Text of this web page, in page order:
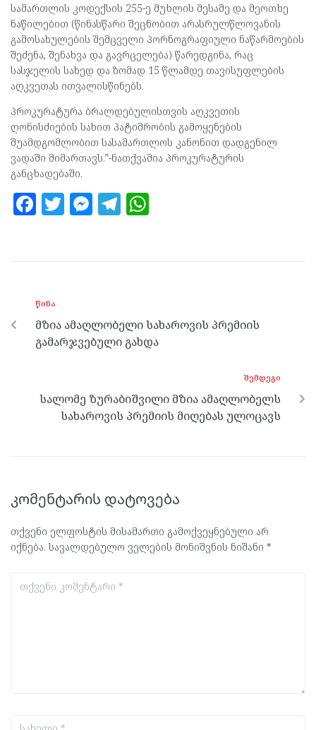
სამართლის კოდექსის 255-ე მუხლის მესამე და მეოთხე
ნაწილებით (წინასწარი შეცნობით არასრულწლოვანის
გამოსახულების შემცველი პორნოგრაფიული ნაწარმოების
შეძენა, შენახვა და გავრცელება) წარედგინა, რაც
სასჯელის სახედ და ზომად 15 წლამდე თავისუფლების
აღკვეთას ითვალისწინებს.
პროკურატურა ბრალდებულისთვის აღკვეთის
ღონისძიების სახით პატიმრობის გამოყენების
შუამდგომლობით სასამართლოს კანონით დადგენილ
ვადაში მიმართავს.”-ნათქვამია პროკურატურის
განცხადებაში.
F
o
o
k
T M
er
T
m p
p
ᲬᲘᲜᲐ
მზია ამაღლობელი სახაროვის პრემიის
გამარჯვებული გახდა
ᲨᲔᲛᲓᲔᲒᲘ
სალომე ზურაბიშვილი მზია ამაღლობელს
სახაროვის პრემიის მიღებას ულოცავს
კომენტარის დატოვება
თქვენი ელფოსტის მისამართი გამოქვეყნებული არ
იქნება. სავალდებულო ველების მონიშვნის ნიშანი *